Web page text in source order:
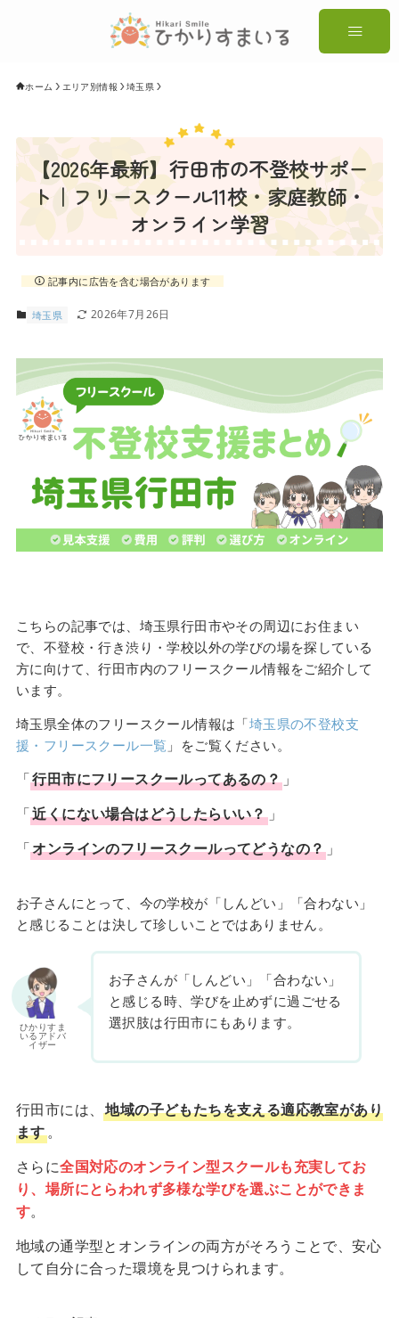
ホーム エリア別情報 埼玉県
【2026年最新】行田市の不登校サポー
ト｜フリースクール11校・家庭教師・
オンライン学習
記事内に広告を含む場合があります
埼玉県 2026年7月26日
こちらの記事では、埼玉県行田市やその周辺にお住まい
で、不登校・行き渋り・学校以外の学びの場を探している
方に向けて、行田市内のフリースクール情報をご紹介して
います。
埼玉県全体のフリースクール情報は「埼玉県の不登校支
援・フリースクール一覧 」をご覧ください。
「行田市にフリースクールってあるの？ 」
「近くにない場合はどうしたらいい？」
「オンラインのフリースクールってどうなの？ 」
お子さんにとって、今の学校が「しんどい」「合わない」
と感じることは決して珍しいことではありません。
ひかりすま
いるアドバ
イザー
お子さんが「しんどい」「合わない」
と感じる時、学びを止めずに過ごせる
選択肢は行田市にもあります。
行田市には、地域の子どもたちを支える適応教室があり
ます。
さらに全国対応のオンライン型スクールも充実してお
り、場所にとらわれず多様な学びを選ぶことができま
す。
地域の通学型とオンラインの両方がそろうことで、安心
して自分に合った環境を見つけられます。